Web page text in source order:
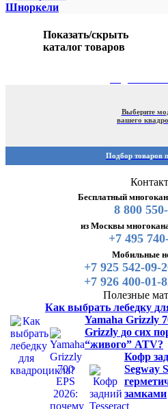
Шноркели
Показать/скрыть
каталог товаров
Выберите
вашего
Подбор товаров
Бесплатный
8 800
из Москвы
+7 495
Мобильные
+7 925 542-09-
+7 926 400-01-
Полезные
Как выбрать лебедку
Yamaha Grizzly
Grizzly до сих
“живого” ATV?
Кофр
Segway
замками